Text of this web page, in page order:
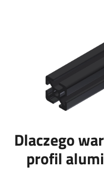
Dlaczego
profil